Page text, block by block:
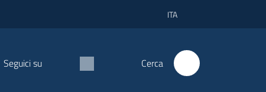
ITA
Seguici su Cerca